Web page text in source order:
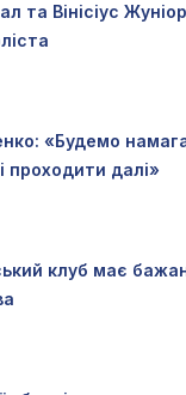
та Вінісіус
«Будемо
проходити далі»
клуб має